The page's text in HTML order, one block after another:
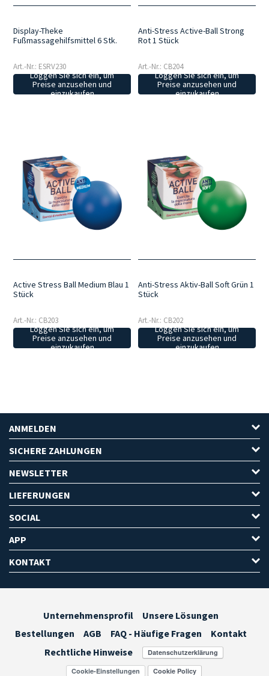
Display-Theke
Fußmassagehilfsmittel 6 Stk.
Art.-Nr.: ESRV230
Loggen Sie sich ein, um
Preise anzusehen und
einzukaufen
Anti-Stress Active-Ball Strong
Rot 1 Stück
Art.-Nr.: CB204
Loggen Sie sich ein, um
Preise anzusehen und
einzukaufen
Active Stress Ball Medium Blau 1
Stück
Art.-Nr.: CB203
Loggen Sie sich ein, um
Preise anzusehen und
einzukaufen
Anti-Stress Aktiv-Ball Soft Grün 1
Stück
Art.-Nr.: CB202
Loggen Sie sich ein, um
Preise anzusehen und
einzukaufen
ANMELDEN
SICHERE ZAHLUNGEN
NEWSLETTER
LIEFERUNGEN
SOCIAL
APP
KONTAKT
Unternehmensprofil
Unsere Lösungen
Bestellungen
AGB FAQ - Häufige Fragen
Kontakt
Rechtliche Hinweise
Cookie-Einstellungen